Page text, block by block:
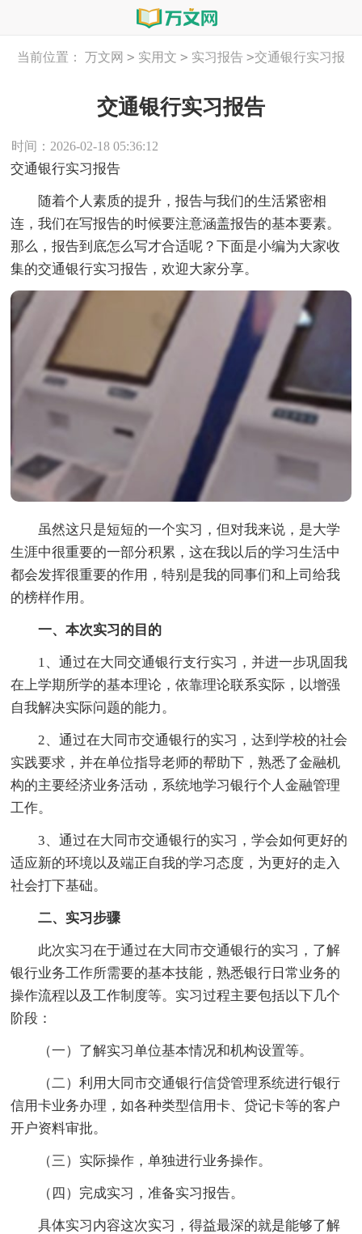
当前位置： 万文网 > 实用文 > 实习报告 >交通银行实习报
交通银行实习报告
时间：2026-02-18 05:36:12
交通银行实习报告
随着个人素质的提升，报告与我们的生活紧密相
连，我们在写报告的时候要注意涵盖报告的基本要素。
那么，报告到底怎么写才合适呢？下面是小编为大家收
集的交通银行实习报告，欢迎大家分享。
虽然这只是短短的一个实习，但对我来说，是大学
生涯中很重要的一部分积累，这在我以后的学习生活中
都会发挥很重要的作用，特别是我的同事们和上司给我
的榜样作用。
一、本次实习的目的
1、通过在大同交通银行支行实习，并进一步巩固我
在上学期所学的基本理论，依靠理论联系实际，以增强
自我解决实际问题的能力。
2、通过在大同市交通银行的实习，达到学校的社会
实践要求，并在单位指导老师的帮助下，熟悉了金融机
构的主要经济业务活动，系统地学习银行个人金融管理
工作。
3、通过在大同市交通银行的实习，学会如何更好的
适应新的环境以及端正自我的学习态度，为更好的走入
社会打下基础。
二、实习步骤
此次实习在于通过在大同市交通银行的实习，了解
银行业务工作所需要的基本技能，熟悉银行日常业务的
操作流程以及工作制度等。实习过程主要包括以下几个
阶段：
（一）了解实习单位基本情况和机构设置等。
（二）利用大同市交通银行信贷管理系统进行银行
信用卡业务办理，如各种类型信用卡、贷记卡等的客户
开户资料审批。
（三）实际操作，单独进行业务操作。
（四）完成实习，准备实习报告。
具体实习内容这次实习，得益最深的就是能够了解